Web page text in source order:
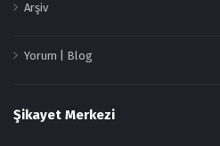
Arşiv
Yorum | Blog
Şikayet Merkezi